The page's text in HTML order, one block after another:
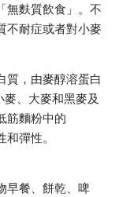
無麩質飲食」。不
不耐症或者對小麥
質，由麥醇溶蛋白
麥、大麥和黑麥及
筋麵粉中的
彈性。
早餐、餅乾、啤